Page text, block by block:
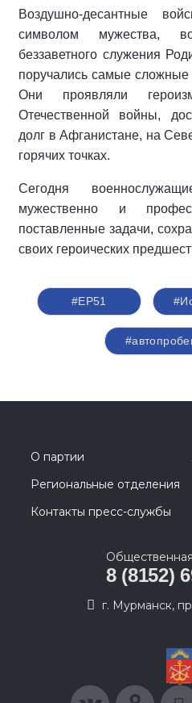
Воздушно-десантные
символом мужества,
беззаветного служения
поручались самые сложные
Они проявляли
Отечественной войны,
долг в Афганистане, на
горячих точках.
Сегодня
мужественно и
поставленные задачи,
своих героических
#ЕР51
О партии
Региональные отделения
Контакты пресс-службы
8 (8152)
г. Мурманск,